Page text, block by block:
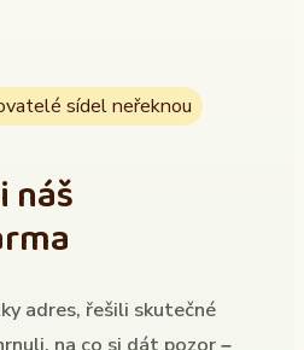
sídel neřeknou
náš
adres, řešili skutečné
na co si dát pozor –